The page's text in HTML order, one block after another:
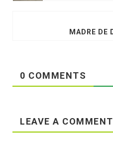
0 COMMENTS
LEAVE A COMMENT